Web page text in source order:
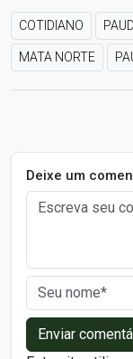
COTIDIANO
MATA NORTE
Deixe um
Enviar